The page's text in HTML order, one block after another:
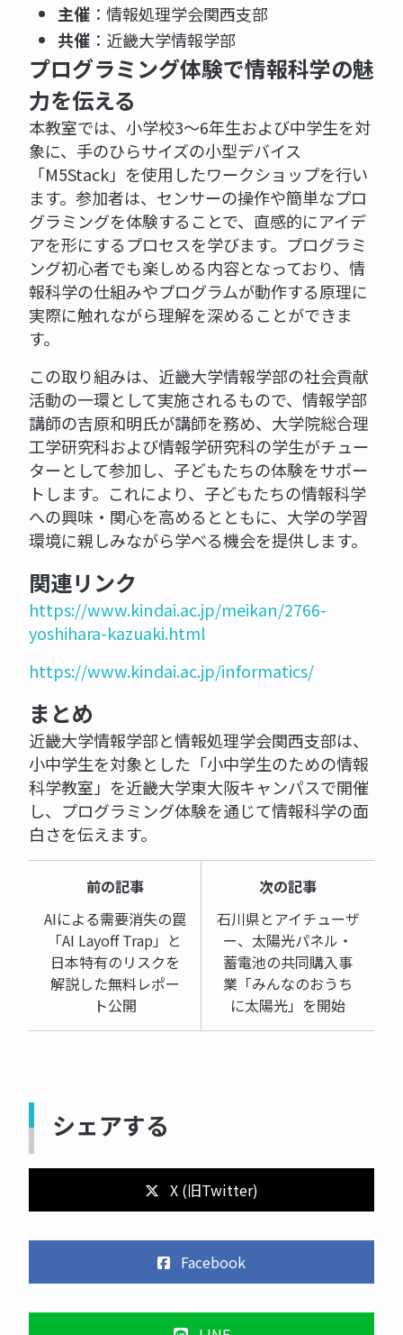
主催 ：情報処理学会関西支部
共催 ：近畿大学情報学部
プログラミング体験で情報科学の魅
力を伝える
本教室では、小学校3～6年生および中学生を対
象に、手のひらサイズの小型デバイス
「M5Stack」を使用したワークショップを行い
ます。参加者は、センサーの操作や簡単なプロ
グラミングを体験することで、直感的にアイデ
アを形にするプロセスを学びます。プログラミ
ング初心者でも楽しめる内容となっており、情
報科学の仕組みやプログラムが動作する原理に
実際に触れながら理解を深めることができま
す。
この取り組みは、近畿大学情報学部の社会貢献
活動の一環として実施されるもので、情報学部
講師の吉原和明氏が講師を務め、大学院総合理
工学研究科および情報学研究科の学生がチュー
ターとして参加し、子どもたちの体験をサポー
トします。これにより、子どもたちの情報科学
への興味・関心を高めるとともに、大学の学習
環境に親しみながら学べる機会を提供します。
関連リンク
https://www.kindai.ac.jp/meikan/2766-
yoshihara-kazuaki.html
https://www.kindai.ac.jp/informatics/
まとめ
近畿大学情報学部と情報処理学会関西支部は、
小中学生を対象とした「小中学生のための情報
科学教室」を近畿大学東大阪キャンパスで開催
し、プログラミング体験を通じて情報科学の面
白さを伝えます。
前の記事
AIによる需要消失の罠
「AI Layoff Trap」と
日本特有のリスクを
解説した無料レポー
ト公開
次の記事
石川県とアイチューザ
ー、太陽光パネル・
蓄電池の共同購入事
業「みんなのおうち
に太陽光」を開始
シェアする
X (旧Twitter)
Facebook